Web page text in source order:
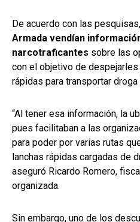
De acuerdo con las
Armada vendían
narcotraficantes sobre las
con el objetivo de
rápidas para transportar
“Al tener esa información, la
pues facilitaban a las
para poder por varias rutas
lanchas rápidas cargadas de
aseguró Ricardo Romero,
organizada.
Sin embargo, uno de los